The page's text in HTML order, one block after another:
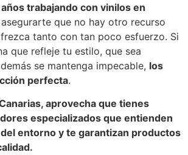
trabajando con vinilos en
que no hay otro recurso
tanto con tan poco esfuerzo. Si
que refleje tu estilo, que sea
se mantenga impecable, los
perfecta.
aprovecha que tienes
especializados que entienden
entorno y te garantizan productos